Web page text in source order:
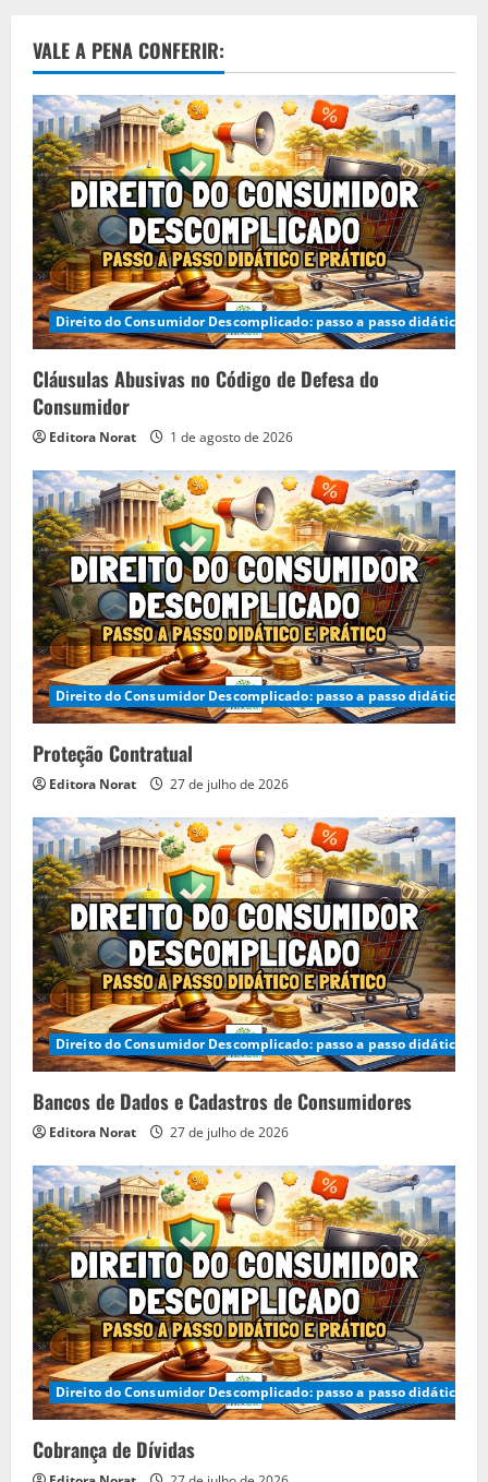
VALE A PENA CONFERIR:
Direito do Consumidor Descomplicado: passo a passo didático e
Cláusulas Abusivas no Código de Defesa do
Consumidor
Editora Norat 1 de agosto de 2026
Direito do Consumidor Descomplicado: passo a passo didático e
Proteção Contratual
Editora Norat 27 de julho de 2026
Direito do Consumidor Descomplicado: passo a passo didático e
Bancos de Dados e Cadastros de Consumidores
Editora Norat 27 de julho de 2026
Direito do Consumidor Descomplicado: passo a passo didático e
Cobrança de Dívidas